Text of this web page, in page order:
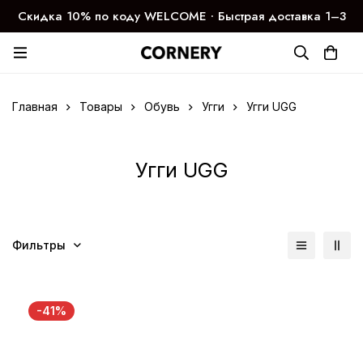
Скидка 10% по коду WELCOME ∙ Быстрая доставка 1–3
дня
Главная Товары Обувь Угги Угги UGG
Угги UGG
Фильтры
-41%